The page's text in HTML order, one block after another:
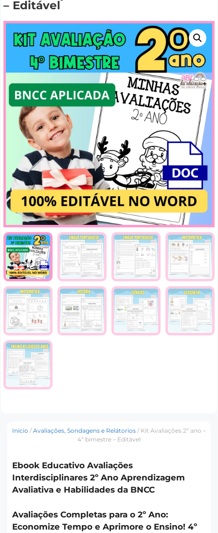
– Editável
Início / Avaliações, Sondagens e Relátorios / Kit Avaliações 2º ano –
4º bimestre – Editável
Ebook Educativo Avaliações
Interdisciplinares 2º Ano Aprendizagem
Avaliativa e Habilidades da BNCC
Avaliações Completas para o 2º Ano:
Economize Tempo e Aprimore o Ensino! 4º